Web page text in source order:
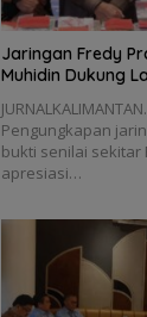
Jaringan Fredy
Muhidin Dukung
Pengungkapan
bukti senilai sekitar
apresiasi…